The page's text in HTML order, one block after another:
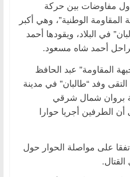
مفاوضات بين حركة
المقاومة الوطنية”، وهي أكبر
في البلاد، ويقودها أحمد
أحمد شاه مسعود.
المقاومة” عبد الحافظ
وفد “طالبان” في مدينة
بروان شمال شرقي
أن الطرفين أجريا حوارا
على مواصلة الحوار حول